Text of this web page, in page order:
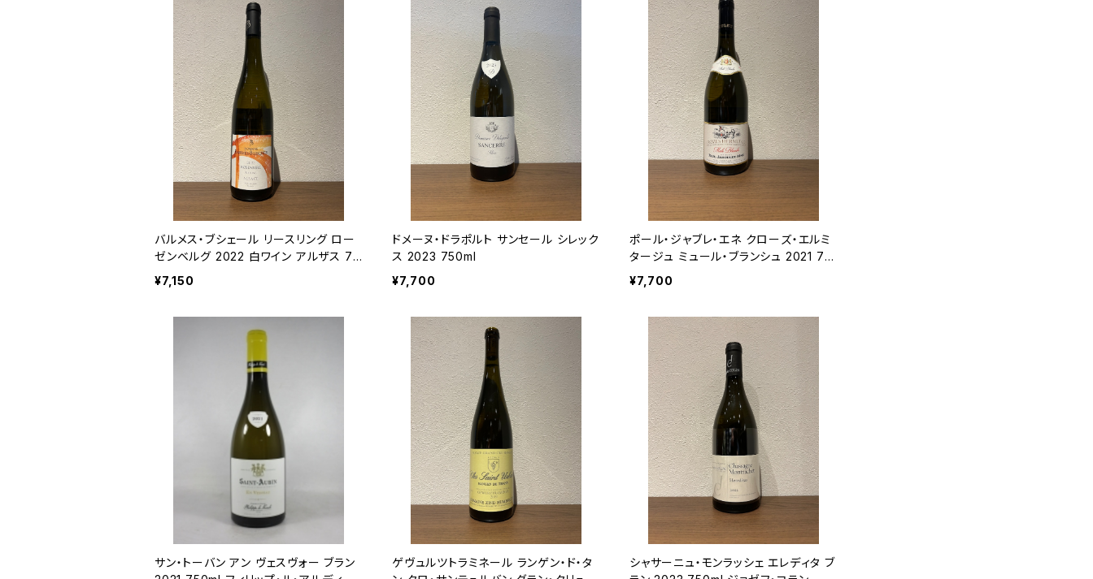
バルメス・ブシェール リースリング ロー
ゼンベルグ 2022 白ワイン アルザス 75
0ml
¥7,150
ドメーヌ・ドラポルト サンセール シレック
ス 2023 750ml
¥7,700
ポール・ジャブレ・エネ クローズ・エルミ
タージュ ミュール・ブランシュ 2021 75
0ml
¥7,700
サン・トーバン アン ヴェスヴォー ブラン
ゲヴュルツトラミネール ランゲン・ド・タ
シャサーニュ・モンラッシェ エレディタ ブ